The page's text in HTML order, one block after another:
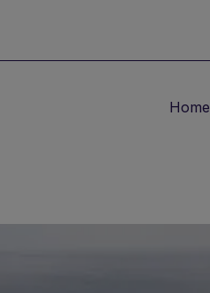
Home